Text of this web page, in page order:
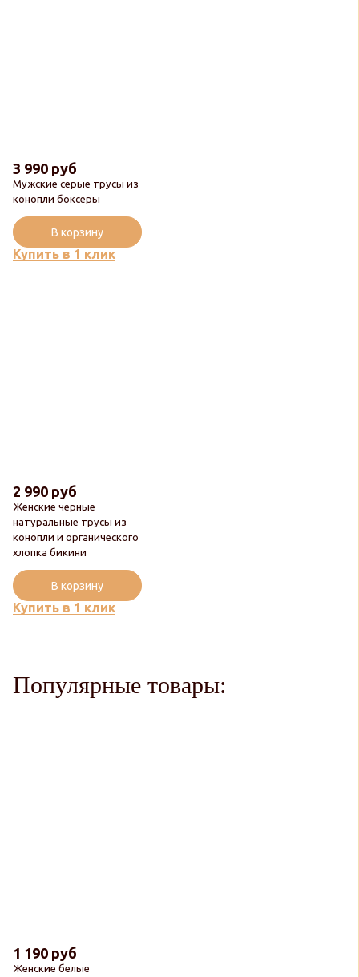
Мужские серые трусы из
конопли боксеры
3 990 руб
Купить в 1 клик
В корзину
Женские черные
натуральные трусы из
конопли и органического
хлопка бикини
2 990 руб
Купить в 1 клик
В корзину
Популярные товары:
Женские белые
1 190 руб